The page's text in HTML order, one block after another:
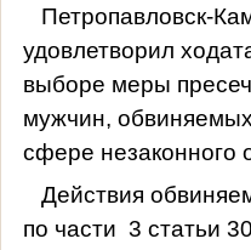
Петропавловск-
удовлетворил
выборе меры
мужчин,
сфере незаконного
Действия
по части 3 статьи